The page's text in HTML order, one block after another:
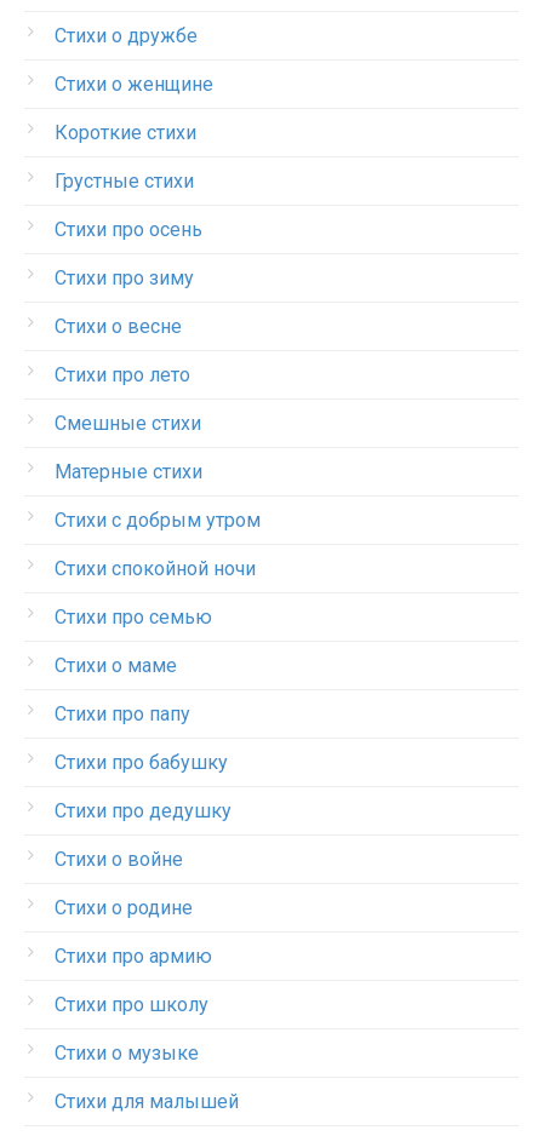
Стихи о дружбе
Стихи о женщине
Короткие стихи
Грустные стихи
Стихи про осень
Стихи про зиму
Стихи о весне
Стихи про лето
Смешные стихи
Матерные стихи
Стихи с добрым утром
Стихи спокойной ночи
Стихи про семью
Стихи о маме
Стихи про папу
Стихи про бабушку
Стихи про дедушку
Стихи о войне
Стихи о родине
Стихи про армию
Стихи про школу
Стихи о музыке
Стихи для малышей